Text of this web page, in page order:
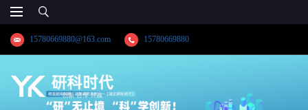
15780669880@163.com 15780669880